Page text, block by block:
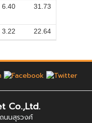
6.40 31.73
3.22 22.64
Co.,Ltd.
นนสุรวงศ์